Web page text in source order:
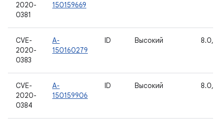
2020-
0381
150159669
CVE-
2020-
0383
A-
150160279
ID Высокий 8.0,
CVE-
2020-
0384
A-
150159906
ID Высокий 8.0,